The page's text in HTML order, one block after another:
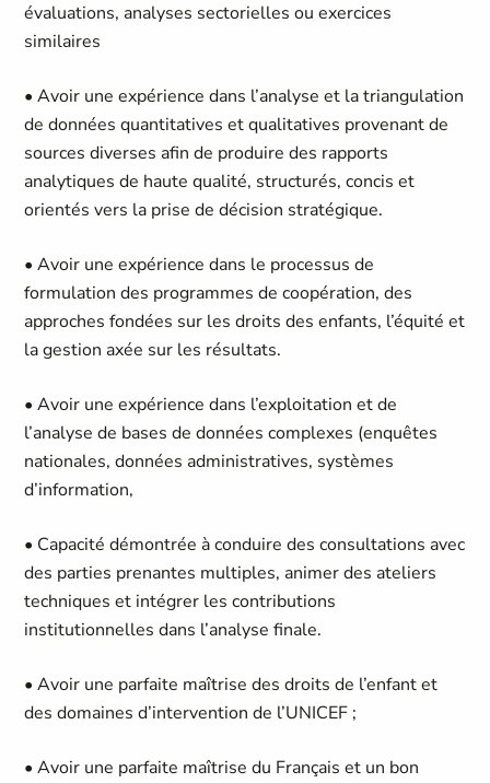
évaluations, analyses sectorielles ou exercices
similaires
• Avoir une expérience dans l’analyse et la triangulation
de données quantitatives et qualitatives provenant de
sources diverses afin de produire des rapports
analytiques de haute qualité, structurés, concis et
orientés vers la prise de décision stratégique.
• Avoir une expérience dans le processus de
formulation des programmes de coopération, des
approches fondées sur les droits des enfants, l’équité et
la gestion axée sur les résultats.
• Avoir une expérience dans l’exploitation et de
l’analyse de bases de données complexes (enquêtes
nationales, données administratives, systèmes
d’information,
• Capacité démontrée à conduire des consultations avec
des parties prenantes multiples, animer des ateliers
techniques et intégrer les contributions
institutionnelles dans l’analyse finale.
• Avoir une parfaite maîtrise des droits de l’enfant et
des domaines d’intervention de l’UNICEF ;
• Avoir une parfaite maîtrise du Français et un bon